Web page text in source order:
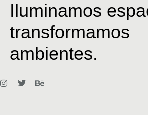
Iluminamos
transformamos
ambientes.